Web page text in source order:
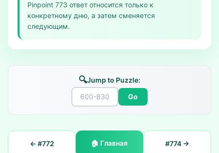
Pinpoint 773 ответ относится только к
конкретному дню, а затем сменяется
следующим.
🔍Jump to Puzzle:
Go
← #772 🏠 Главная #774→